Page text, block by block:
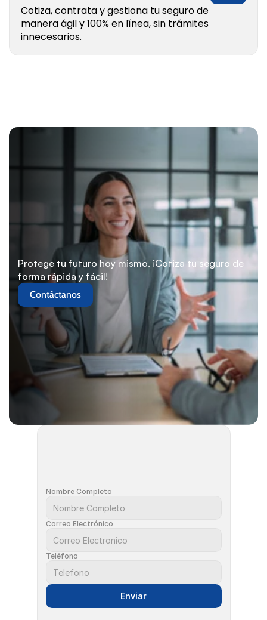
Cotiza, contrata y gestiona tu seguro de
manera ágil y 100% en línea, sin trámites
innecesarios.
Protege tu futuro hoy mismo. ¡Cotiza tu seguro de
forma rápida y fácil!
Contáctanos
Nombre Completo
Correo Electrónico
Teléfono
Enviar